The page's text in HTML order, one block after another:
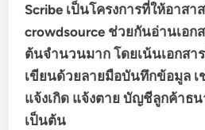
Scribe เป็นโครงการที่ให้อาสา
crowdsource ช่วยกันอ่านเอก
ต้นจำนวนมาก โดยเน้นเอกสา
เขียนด้วยลายมือบันทึกข้อมูล เ
แจ้งเกิด แจ้งตาย บัญชีลูกค้าธน
เป็นต้น